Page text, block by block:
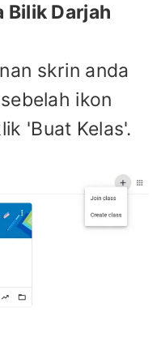
Bilik Darjah
skrin anda
ikon
'Buat Kelas'.